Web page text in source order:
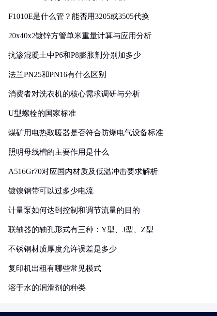
F1010E是什么管？能否用3205或3505代换
20x40x2镀锌方管单米重量计算与应用分析
抗渗混凝土中P6和P8膨胀剂分别加多少
法兰PN25和PN16有什么区别
消费者对洗衣机的核心需求调研与分析
U型螺栓的国家标准
煤矿用电热取暖器是否符合防爆电气设备标准
照明母线槽的主要作用是什么
A516Gr70对应国内材质及低温冲击要求解析
镀镍钢带可以过多少电流
计量泵如何达到控制和调节流量的目的
联轴器的轴孔形式有三种：Y型、J型、Z型
不锈钢材质厚度允许误差是多少
复印机出租有哪些常见模式
溶于水的润滑剂的种类